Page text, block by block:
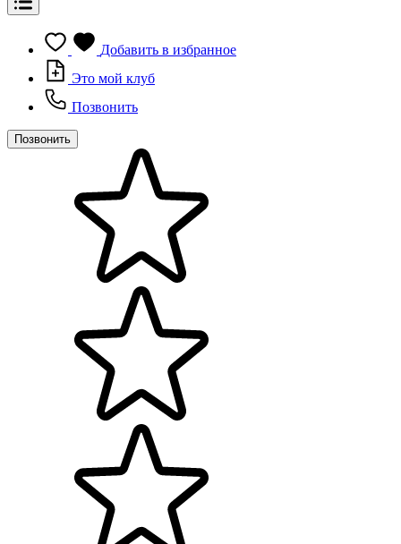
Добавить в избранное
Это мой клуб
Позвонить
Позвонить